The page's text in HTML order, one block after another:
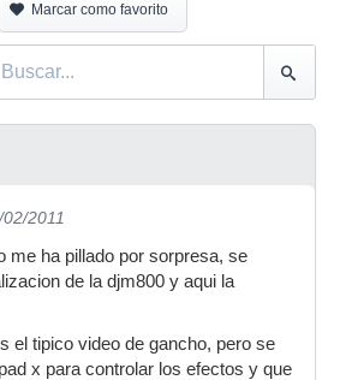
Marcar como favorito
2011
me ha pillado por sorpresa, se
de la djm800 y aqui la
el tipico video de gancho, pero se
x para controlar los efectos y que